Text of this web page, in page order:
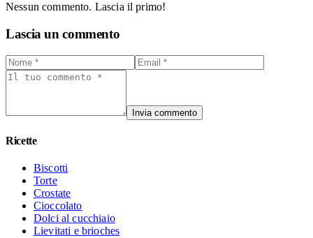
Nessun commento. Lascia il primo!
Lascia un commento
Invia commento
Ricette
Biscotti
Torte
Crostate
Cioccolato
Dolci al cucchiaio
Lievitati e brioches